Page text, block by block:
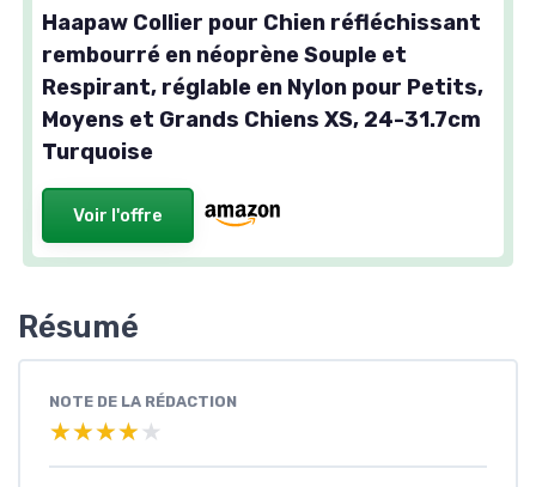
Haapaw Collier pour Chien réfléchissant
rembourré en néoprène Souple et
Respirant, réglable en Nylon pour Petits,
Moyens et Grands Chiens XS, 24-31.7cm
Turquoise
Voir l'offre
Résumé
NOTE DE LA RÉDACTION
★★★★★
★★★★★